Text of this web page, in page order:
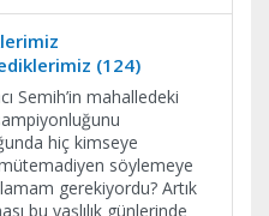
(124)
Semih’in mahalledeki
hiç kimseye
mütemadiyen söylemeye
gerekiyordu? Artık
bu yaşlılık günlerinde